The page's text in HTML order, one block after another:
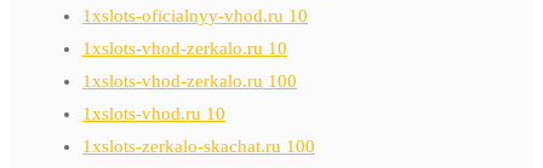
1xslots-oficialnyy-vhod.ru 10
1xslots-vhod-zerkalo.ru 10
1xslots-vhod-zerkalo.ru 100
1xslots-vhod.ru 10
1xslots-zerkalo-skachat.ru 100